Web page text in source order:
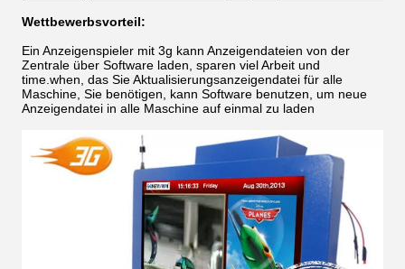
Wettbewerbsvorteil:
Ein Anzeigenspieler mit 3g kann Anzeigendateien von der
Zentrale über Software laden, sparen viel Arbeit und
time.when, das Sie Aktualisierungsanzeigendatei für alle
Maschine, Sie benötigen, kann Software benutzen, um neue
Anzeigendatei in alle Maschine auf einmal zu laden